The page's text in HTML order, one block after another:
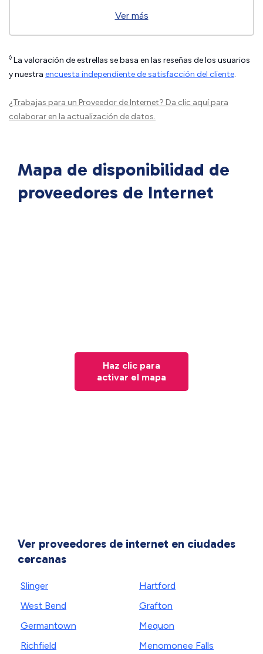
Ver más
◊ La valoración de estrellas se basa en las reseñas de los usuarios
y nuestra encuesta independiente de satisfacción del cliente.
¿Trabajas para un Proveedor de Internet? Da clic aquípara
colaborar en la actualización de datos.
Mapa de disponibilidad de
proveedores de Internet
Haz clic para
activar el mapa
Ver proveedores de internet en ciudades
cercanas
Slinger
West Bend
Germantown
Richfield
Hartford
Grafton
Mequon
Menomonee Falls